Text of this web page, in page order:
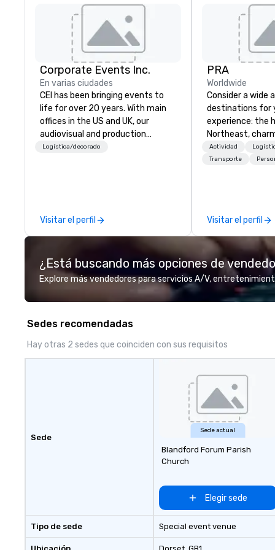
Corporate Events Inc.
En varias ciudades
CEI has been bringing events to
life for over 20 years. With main
offices in the US and UK, our
audiovisual and production
company is equipped to manage
so your live, hybrid, and virtual
events are perfectly planned and
executed. Our team collaborates
with stakeholders and vendors,
working to create meaningful
engagement and interaction so
impression.
Logística/decorado
Visitar el perfil
PRA
Worldwide
Consider a wide
destinations for
experience: the
Northeast,
American
West. In PRA,
participants.
Actividad
Transporte
Visitar el perfil
¿Está buscando más opciones de
Explore más vendedores para servicios A/V,
Sedes recomendadas
Hay otras 2 sedes que coinciden con sus requisitos
Sede
Tipo de sede
Sede actual
Blandford Forum Parish
Church
Elegir sede
Special event venue